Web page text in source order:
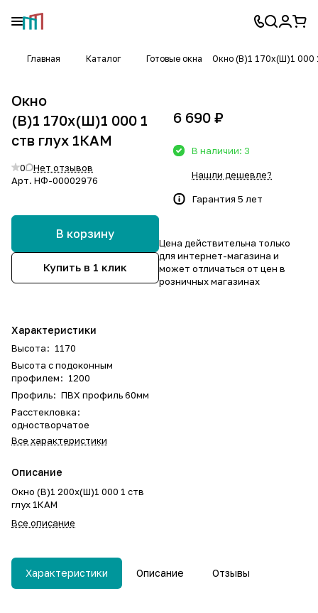
Главная Каталог Готовые окна Окно (В)1 170х(Ш)1 000
Окно
(В)1 170х(Ш)1 000 1
ств глух 1КАМ
0
Нет отзывов
Арт. НФ-00002976
В корзину
Купить в 1 клик
Характеристики
Высота: 1170
Высота с подоконным
профилем: 1200
Профиль: ПВХ профиль 60мм
Расстекловка:
одностворчатое
Все характеристики
Описание
Окно (В)1 200х(Ш)1 000 1 ств
глух 1КАМ
Все описание
6 690 ₽
В наличии: 3
Нашли дешевле?
Гарантия 5 лет
Цена действительна только
для интернет-магазина и
может отличаться от цен в
розничных магазинах
Характеристики Описание Отзывы